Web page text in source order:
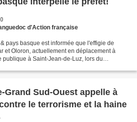
d'Action française
pays basque est informée que l'effigie de
et Oloron, actuellement en déplacement à
publique à Saint-Jean-de-Luz, lors du
Grand Sud-Ouest appelle à
le terrorisme et la haine